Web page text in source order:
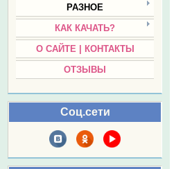
РАЗНОЕ
КАК КАЧАТЬ?
О САЙТЕ | КОНТАКТЫ
ОТЗЫВЫ
Соц.сети